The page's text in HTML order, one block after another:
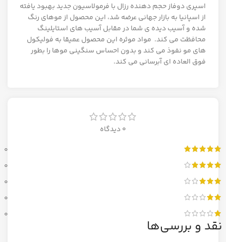
اسپری دوفاز حجم دهنده رزال با فرمولاسیون جدید بهبود یافته
از اسپانیا به بازار جهانی عرضه شد، این محصول از موهای رنگ
شده و آسیب دیده ی شما در مقابل آسیب های استایلینگ
محافظت می کند. مواد موثره این محصول عمیقا به فولیکول
های مو نفوذ می کند و بدون احساس سنگینی موها را بطور
فوق العاده ای آبرسانی می کند.
0 دیدگاه
0
0
0
0
0
نقد و بررسی‌ها